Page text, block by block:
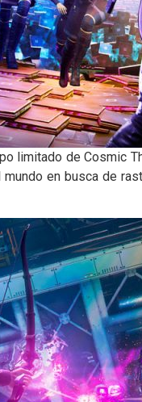
limitado de Cosmic
en busca de